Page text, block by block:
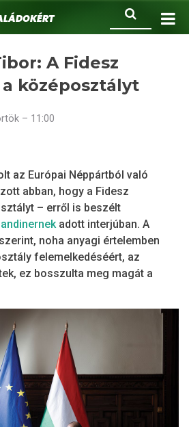
A Fidesz
középosztályt
– 11:00
az Európai Néppártból való
abban, hogy a Fidesz
– erről is beszélt
adott interjúban. A
noha anyagi értelemben
felemelkedéséért, az
ez bosszulta meg magát a